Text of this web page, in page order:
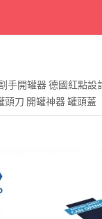
手開罐器 德國紅點
刀 開罐神器 罐頭蓋